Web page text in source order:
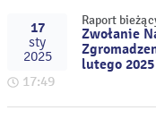
17
sty
2025
17:49
Raport
Zwołanie
lutego